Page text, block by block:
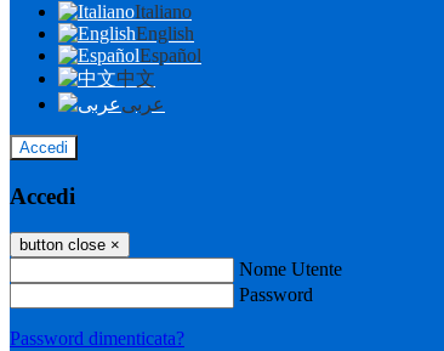
Italiano
English
Español
中文
عربى
Accedi
Accedi
button close ×
Nome Utente
Password
Password dimenticata?